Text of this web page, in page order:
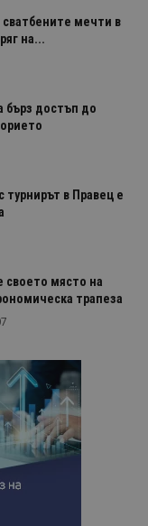
мечти в
на...
бърз достъп до
в Правец е
своето място на
трапеза